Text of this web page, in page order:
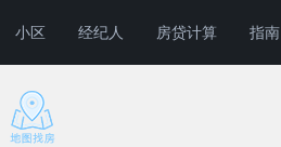
小区 经纪人 房贷计算 指南